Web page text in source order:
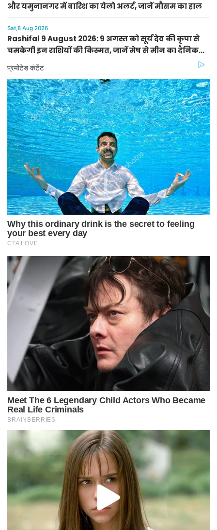
और यमुनानगर में बारिश का येलो अलर्ट, जानें मौसम का हाल
Sat,8 Aug 2026
Rashifal 9 August 2026: 9 अगस्त को सूर्य देव की कृपा से
चमकेगी इन राशियों की किस्मत, जानें मेष से मीन का दैनिक
राशिफल